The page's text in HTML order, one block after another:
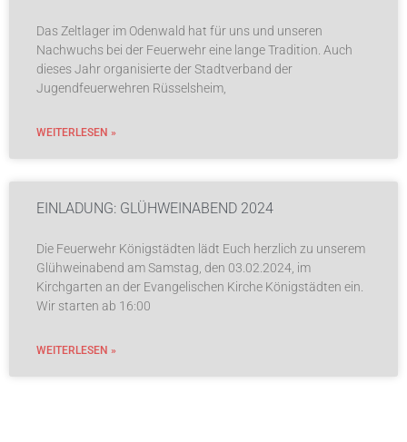
Das Zeltlager im Odenwald hat für uns und unseren
Nachwuchs bei der Feuerwehr eine lange Tradition. Auch
dieses Jahr organisierte der Stadtverband der
Jugendfeuerwehren Rüsselsheim,
WEITERLESEN »
EINLADUNG: GLÜHWEINABEND 2024
Die Feuerwehr Königstädten lädt Euch herzlich zu unserem
Glühweinabend am Samstag, den 03.02.2024, im
Kirchgarten an der Evangelischen Kirche Königstädten ein.
Wir starten ab 16:00
WEITERLESEN »